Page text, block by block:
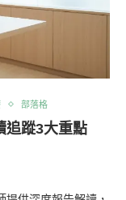
部落格
追蹤3大重點